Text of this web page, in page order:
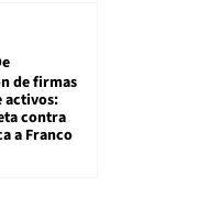
de firmas
activos:
contra
a Franco